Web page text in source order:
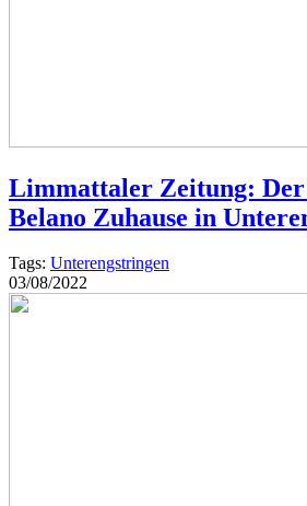
Limmattaler Zeitung: Der
Belano Zuhause in
Tags: Unterengstringen
03/08/2022